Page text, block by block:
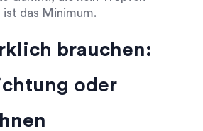
ist das Minimum.
brauchen:
oder